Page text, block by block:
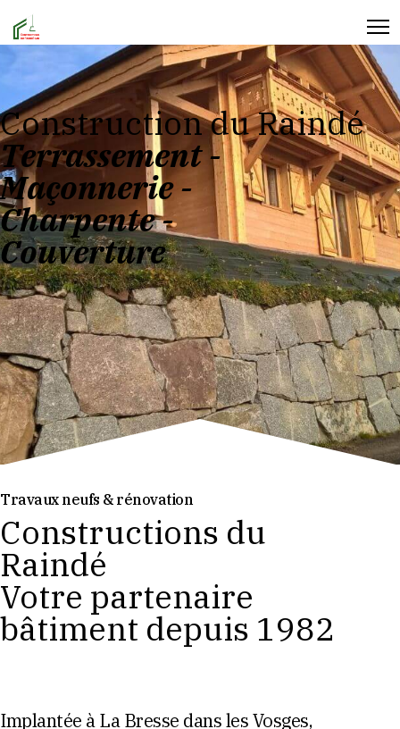
Construction du Raindé
Terrassement -
Maçonnerie -
Charpente -
Couverture
Travaux neufs & rénovation
Constructions du
Raindé
Votre partenaire
bâtiment depuis 1982
Implantée à La Bresse dans les Vosges,